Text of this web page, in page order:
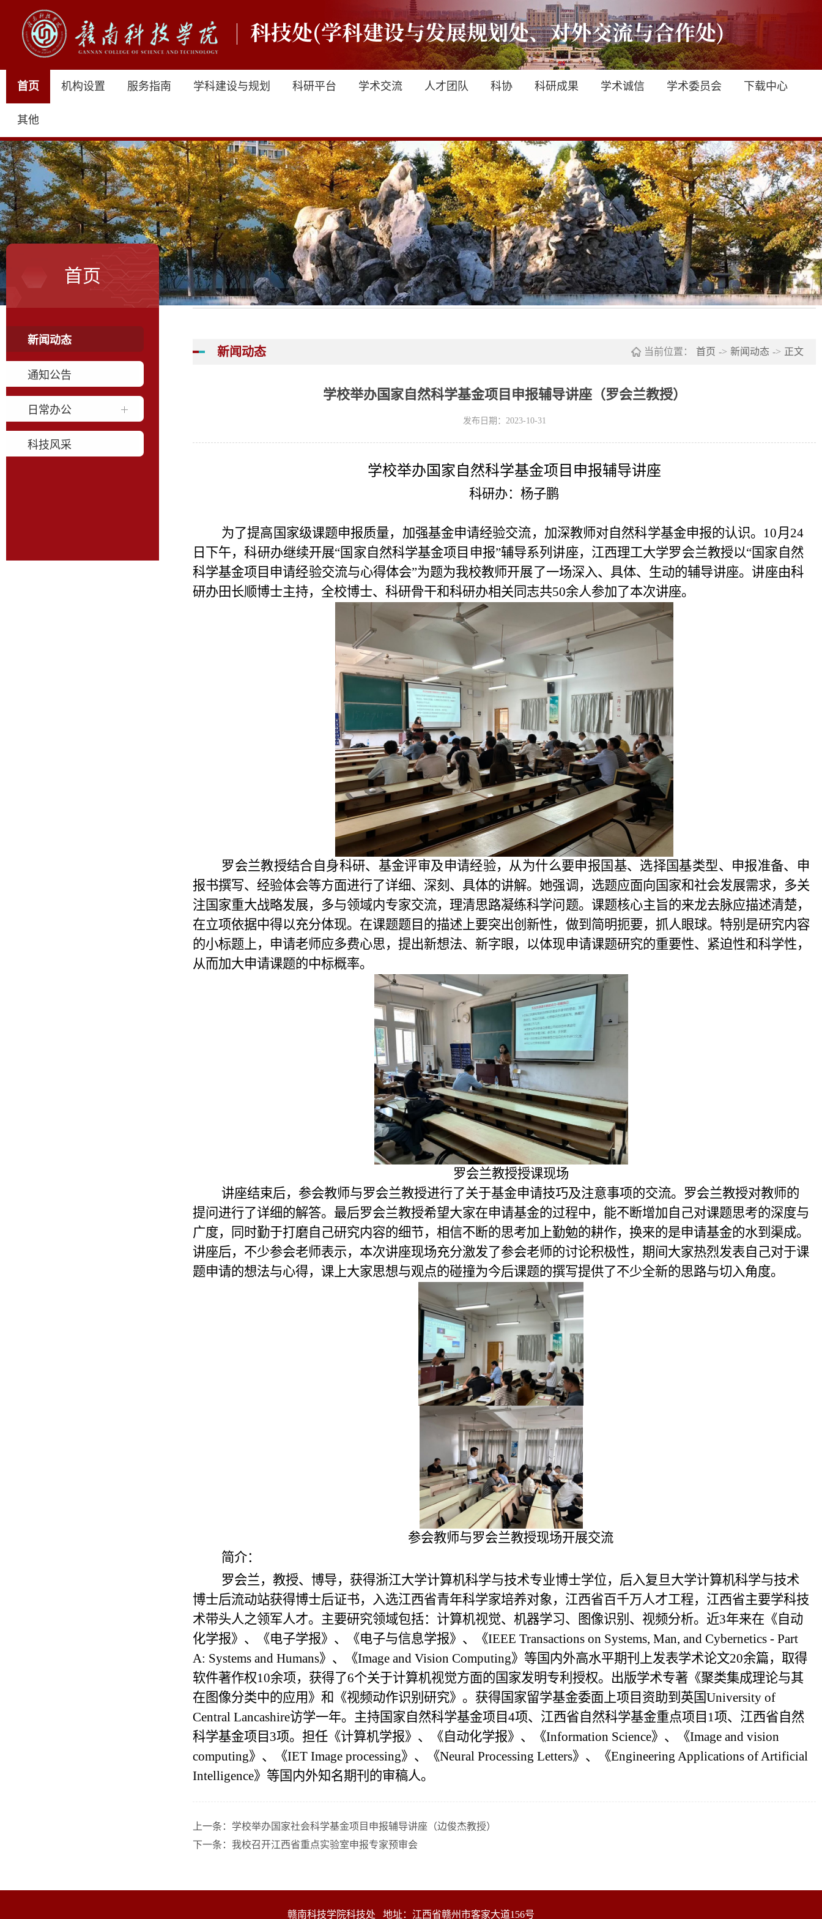
首页 机构设置 服务指南 学科建设与规划 科研平台 学术交流 人才团队 科协 科研成果 学术诚信 学术委员会 下载中心
其他
首页
新闻动态
通知公告
日常办公
科技风采
新闻动态 当前位置： 首页 -> 新闻动态 -> 正文
学校举办国家自然科学基金项目申报辅导讲座（罗会兰教授）
发布日期：2023-10-31
学校举办国家自然科学基金项目申报辅导讲座
科研办：杨子鹏
为了提高国家级课题申报质量，加强基金申请经验交流，加深教师对自然科学基金申报的认识。10月 24
日下午，科研办继续开展“国家自然科学基金项目申报”辅导系列讲座，江西理工大学罗会兰教授以“国家自然
科学基金项目申请经验交流与心得体会”为题为我校教师开展了一场深入、具体、生动的辅导讲座。讲座由科
研办田长顺博士主持，全校博士、科研骨干和科研办相关同志共50余人参加了本次讲座。
罗会兰教授结合自身科研、基金评审及申请经验， 从为什么要申报国基、选择国基类型、申报准备、申
报书撰写、经验体会等方面进行了详细、深刻、具体的讲解。她强调， 选题应面向国家和社会发展需求，多关
注国家重大战略发展，多与领域内专家交流，理清思路凝练科学问题。 课题核心主旨的来龙去脉应描述清楚，
在立项依据中得以充分体现。在课题题目的描述上要突出创新性，做到简明扼要，抓人眼球。特别是研究内容
的小标题上，申请老师应多费心思，提出新想法、新字眼，以体现申请课题研究的重要性、紧迫性和科学性，
从而加大申请课题的中标概率。
罗会兰教授授课现场
讲座结束后，参会教师与罗会兰教授进行了关于基金申请技巧及注意事项的交流。罗会兰教授对教师的
提问进行了详细的解答。最后罗会兰教授希望大家在申请基金的过程中，能不断增加自己对课题思考的深度与
广度，同时勤于打磨自己研究内容的细节，相信不断的思考加上勤勉的耕作，换来的是申请基金的水到渠成。
讲座后，不少参会老师表示，本次讲座现场充分激发了参会老师的讨论积极性，期间大家热烈发表自己对于课
题申请的想法与心得，课上大家思想与观点的碰撞为今后课题的撰写提供了不少全新的思路与切入角度。
参会教师与罗会兰教授现场开展交流
简介：
罗会兰，教授、博导，获得浙江大学计算机科学与技术专业博士学位，后入复旦大学计算机科学与技术
博士后流动站获得博士后证书，入选江西省青年科学家培养对象，江西省百千万人才工程，江西省主要学科技
术带头人之领军人才。主要研究领域包括：计算机视觉、机器学习、图像识别、视频分析。近3年来在《自动
化学报》、《电子学报》、《电子与信息学报》、《IEEE Transactions on Systems, Man, and Cybernetics - Part
A: Systems and Humans》、《Image and Vision Computing》等国内外高水平期刊上发表学术论文20余篇，取得
软件著作权10余项，获得了6个关于计算机视觉方面的国家发明专利授权。出版学术专著《聚类集成理论与其
在图像分类中的应用》和《视频动作识别研究》。获得国家留学基金委面上项目资助到英国University of
Central Lancashire访学一年。主持国家自然科学基金项目4项、江西省自然科学基金重点项目1项、江西省自然
科学基金项目3项。担任《计算机学报》、《自动化学报》、《Information Science》、《Image and vision
computing》、《IET Image processing》、《Neural Processing Letters》、《Engineering Applications of Artificial
Intelligence》等国内外知名期刊的审稿人。
上一条： 学校举办国家社会科学基金项目申报辅导讲座（边俊杰教授）
下一条： 我校召开江西省重点实验室申报专家预审会
赣南科技学院科技处 地址：江西省赣州市客家大道156号